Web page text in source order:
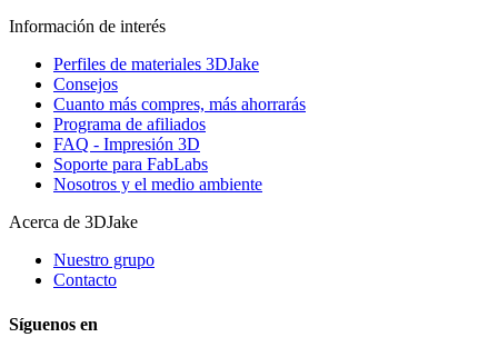
Información de interés
Perfiles de materiales 3DJake
Consejos
Cuanto más compres, más ahorrarás
Programa de afiliados
FAQ - Impresión 3D
Soporte para FabLabs
Nosotros y el medio ambiente
Acerca de 3DJake
Nuestro grupo
Contacto
Síguenos en